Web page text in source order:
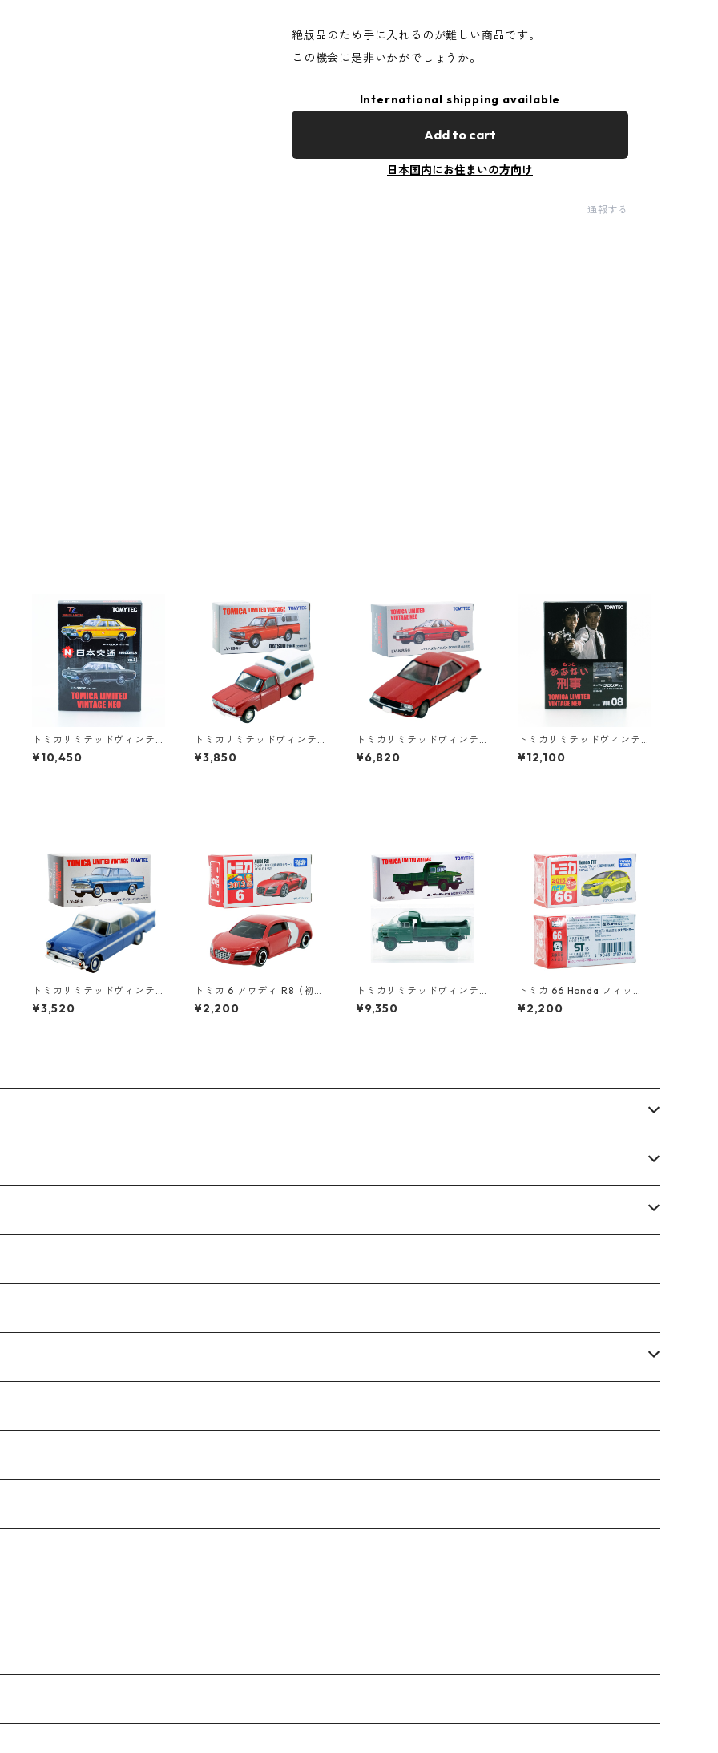
絶版品のため手に入れるのが難しい商品です。
この機会に是非いかがでしょうか。
International shipping available
Add to cart
日本国内にお住まいの方向け
通報する
トミカリミテッドヴィンテ
ージネオ 日本交通 VOL.3 2
MODELS #10223412
¥10,450
トミカリミテッドヴィンテ
ージ LV-194a DATSUN truc
k 北米仕様 #36316633
¥3,850
トミカリミテッドヴィンテ
ージネオ LV-N85b ニッサン
スカイライン 2000 RS 82
¥6,820
トミカリミテッドヴィンテ
ージネオ もっと あぶない刑
事 VOL.08 ニッサン グロリ
¥12,100
トミカリミテッドヴィンテ
ージ LV-46b プリンス スカ
イライン デラックス #1021
¥3,520
トミカ 6 アウディ R8（初回
特別カラー）#10467441
¥2,200
トミカリミテッドヴィンテ
ージ LV-66a ニッサン ディ
ーゼル 680型 ダンプトラッ
¥9,350
トミカ 66 Honda フィット
（初回特別仕様）#1082466
4
¥2,200